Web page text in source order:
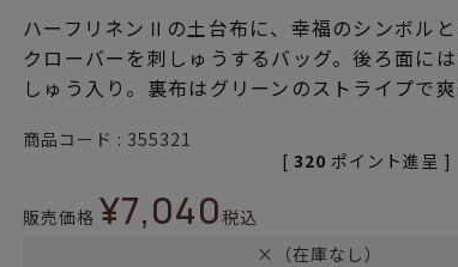
ハーフリネンⅡの土台布に、幸福のシンボル
クローバーを刺しゅうするバッグ。後ろ面に
しゅう入り。裏布はグリーンのストライプで爽
商品コード 355321
販売価格 ¥7,040税込
[ 320 ポイント進呈 ]
×（在庫なし）